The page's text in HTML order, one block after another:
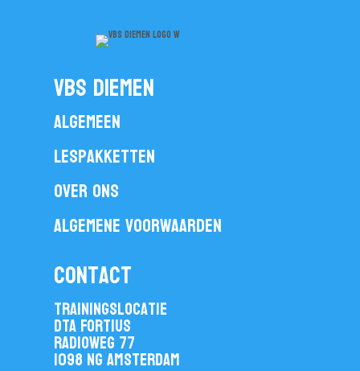
vbs diemen
Algemeen
Lespakketten
Over ons
Algemene voorwaarden
contact
Trainingslocatie
DTA Fortius
Radioweg 77
1098 NG Amsterdam